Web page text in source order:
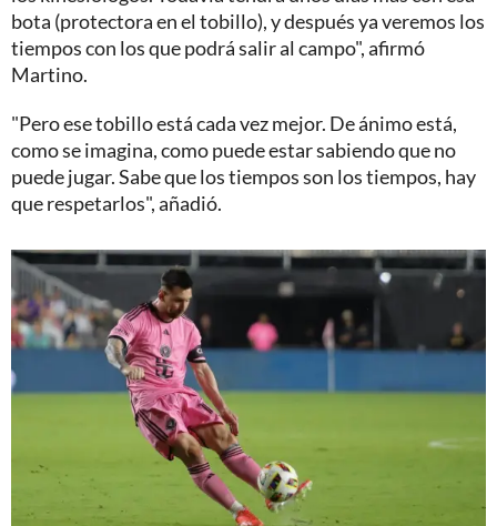
bota (protectora en el tobillo), y después ya veremos los
tiempos con los que podrá salir al campo", afirmó
Martino.
"Pero ese tobillo está cada vez mejor. De ánimo está,
como se imagina, como puede estar sabiendo que no
puede jugar. Sabe que los tiempos son los tiempos, hay
que respetarlos", añadió.